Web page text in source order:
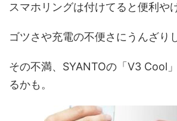
スマホリングは付けてると便利や
ゴツさや充電の不便さにうんざり
その不満、SYANTOの「V3 Cool
るかも。